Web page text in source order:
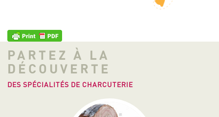
PARTEZ À LA
DÉCOUVERTE
DES SPÉCIALITÉS DE CHARCUTERIE